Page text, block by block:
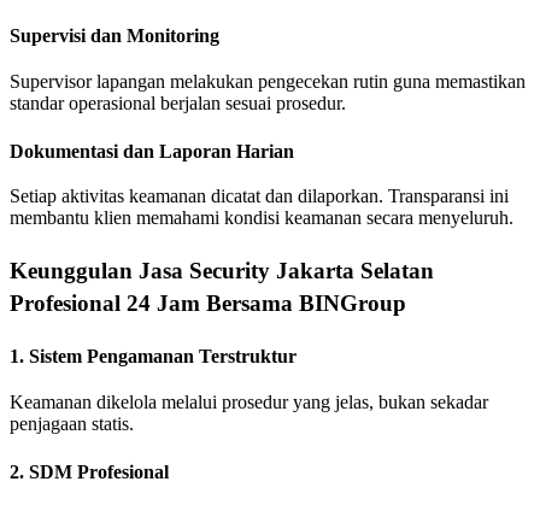
Supervisi dan Monitoring
Supervisor lapangan melakukan pengecekan rutin guna memastikan
standar operasional berjalan sesuai prosedur.
Dokumentasi dan Laporan Harian
Setiap aktivitas keamanan dicatat dan dilaporkan. Transparansi ini
membantu klien memahami kondisi keamanan secara menyeluruh.
Keunggulan Jasa Security Jakarta Selatan
Profesional 24 Jam Bersama BINGroup
1. Sistem Pengamanan Terstruktur
Keamanan dikelola melalui prosedur yang jelas, bukan sekadar
penjagaan statis.
2. SDM Profesional